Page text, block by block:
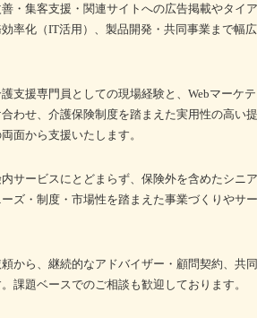
・集客支援・関連サイトへの広告掲載やタイ
率化（IT活用）、製品開発・共同事業まで幅
支援専門員としての現場経験と、Webマーケ
わせ、介護保険制度を踏まえた実用性の高い
面から支援いたします。
サービスにとどまらず、保険外を含めたシニ
ズ・制度・市場性を踏まえた事業づくりやサ
から、継続的なアドバイザー・顧問契約、共
課題ベースでのご相談も歓迎しております。